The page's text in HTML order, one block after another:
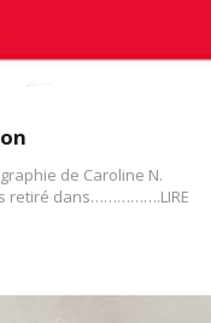
de Caroline N.
retiré dans…………….LIRE